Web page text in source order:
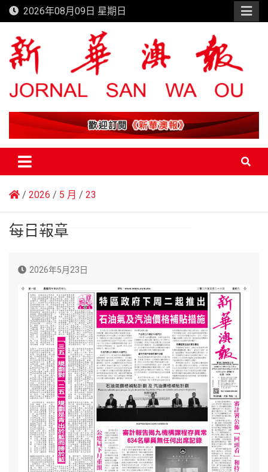
Skip
to
content
2026年08月09日 星期日
新華澳報
2026 5 月 23
每日報章
2026年5月23日